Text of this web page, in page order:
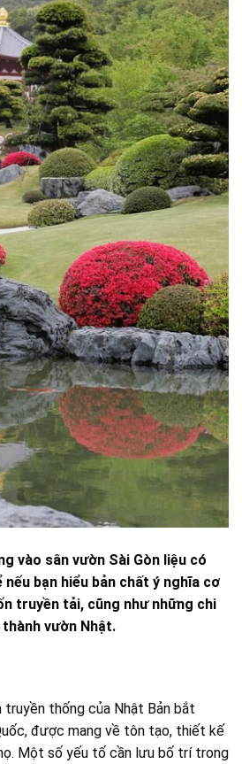
vào sân vườn Sài Gòn liệu có
bạn hiểu bản chất ý nghĩa cơ
truyền tải, cũng như những chi
vườn Nhật.
truyền thống của Nhật Bản bắt
được mang về tôn tạo, thiết kế
Một số yếu tố cần lưu bố trí trong